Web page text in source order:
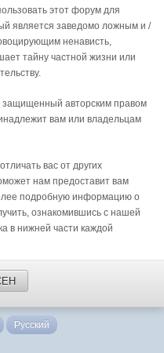
этот форум для
является заведомо ложным и /
ненависть,
тайну частной жизни или
авторским правом
вам или владельцам
вас от других
нам предоставит вам
подробную информацию о
ознакомившись с нашей
в нижней части каждой
Русский